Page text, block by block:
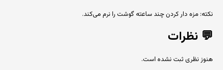
نکته: مزه دار کردن چند ساعته گوشت را نرم می‌کند.
💬 نظرات
هنوز نظری ثبت نشده است.